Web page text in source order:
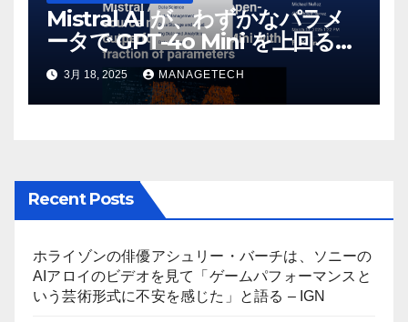
Mistral AI が、わずかなパラメ
ータで GPT-4o Mini を上回る新
しいオープンソース モデルをリ
リース | VentureBeat
3月 18, 2025 MANAGETECH
Recent Posts
ホライゾンの俳優アシュリー・バーチは、ソニーの
AIアロイのビデオを見て「ゲームパフォーマンスと
いう芸術形式に不安を感じた」と語る – IGN